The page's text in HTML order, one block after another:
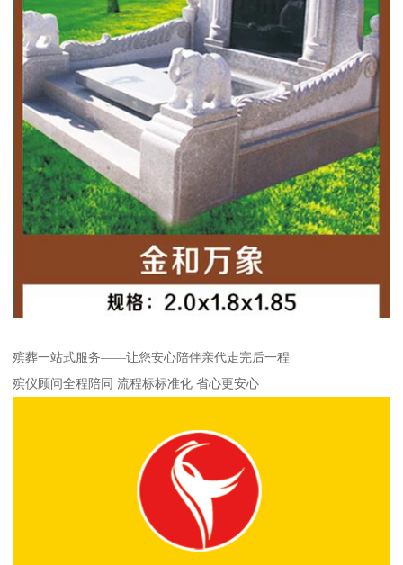
殡葬一站式服务——让您安心陪伴亲代走完后一程
殡仪顾问全程陪同 流程标标准化 省心更安心